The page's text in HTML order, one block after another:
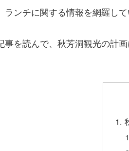
ランチに関する情報を網羅して
事を読んで、秋芳洞観光の計